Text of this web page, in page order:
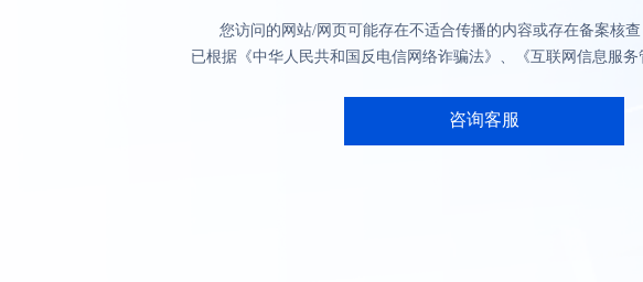
您访问的网站/网页可能存在不适合传播的内容或存在备案核
已根据《中华人民共和国反电信网络诈骗法》、《互联网信息服务
咨询客服